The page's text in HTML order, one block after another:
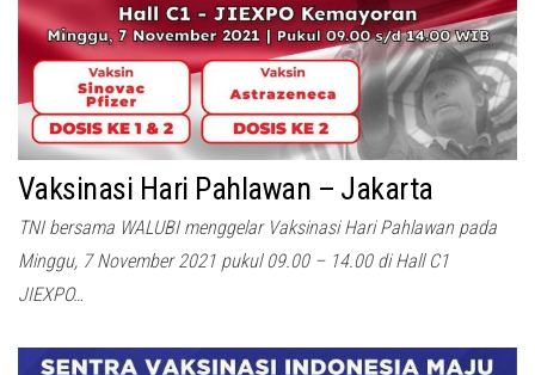
Vaksinasi Hari Pahlawan – Jakarta
TNI bersama WALUBI menggelar Vaksinasi Hari Pahlawan pada
Minggu, 7 November 2021 pukul 09.00 – 14.00 di Hall C1
JIEXPO…